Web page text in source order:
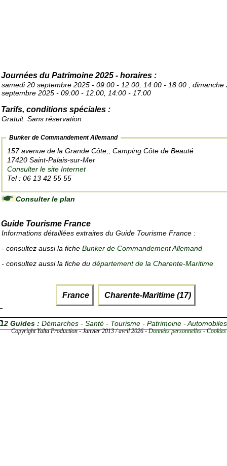
Journées du Patrimoine 2025 - horaires :
samedi 20 septembre 2025 - 09:00 - 12:00, 14:00 - 18:00 , dimanche
septembre 2025 - 09:00 - 12:00, 14:00 - 17:00
Tarifs, conditions spéciales :
Gratuit. Sans réservation
Bunker de Commandement Allemand
157 avenue de la Grande Côte,, Camping Côte de Beauté
17420 Saint-Palais-sur-Mer
Consulter le site Internet
Tel : 06 13 42 55 55
Consulter le plan
Guide Tourisme France
Informations détaillées extraites du Guide Tourisme France :
- consultez aussi la fiche Bunker de Commandement Allemand
- consultez aussi la fiche du département de la Charente-Maritime
France Charente-Maritime (17)
12 Guides : Démarches - Santé - Tourisme - Patrimoine - Automobiles
Copyright Yalta Production - Janvier 2013 / avril 2026 -Données personnelles -